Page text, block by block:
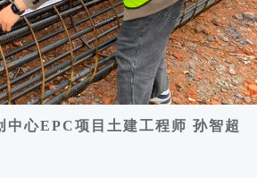
中心EPC项目 土建工程师 孙智超